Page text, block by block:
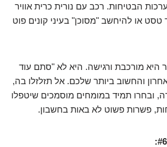
הבטיחות. רכב עם נורית כרית אוויר
טסט או להיחשב "מסוכן" בעיני קונים פוט
היא מורכבת ורגישה. היא לא "סתם עוד
והחשוב ביותר שלכם. אל תזלזלו בה,
ובחרו תמיד במומחים מוסמכים שיטפלו
פשרות פשוט לא באות בחשבון.